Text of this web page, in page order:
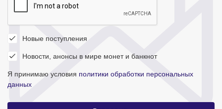
Новые поступления
Новости, анонсы в мире монет и банкнот
Я принимаю условия политики обработки персональных
данных